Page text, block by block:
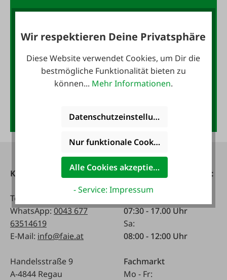
anmelden und 10,- Gutschein
E-Mail-Adresse*
Anmelden
Kontakt
Tel:
WhatsApp:0043 677
63514619
E-Mail: info@faie.at
Handelsstraße 9
A-4844 Regau
Telefonisch erreichbar:
07:30 - 17.00 Uhr
Sa:
08:00 - 12:00 Uhr
Fachmarkt
Mo - Fr:
Wir respektieren Deine Privatsphäre
Diese Website verwendet Cookies, um Dir die
bestmögliche Funktionalität bieten zu
können... Mehr Informationen.
Datenschutzeinstellungen
Nur funktionale Cookies akzeptieren
Alle Cookies akzeptieren
- Service: Impressum